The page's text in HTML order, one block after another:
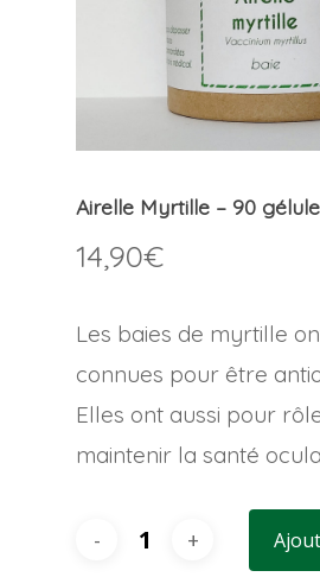
Airelle Myrtille – 90
14,90€
Les baies de myrtille
connues pour être
Elles ont aussi pour
maintenir la santé